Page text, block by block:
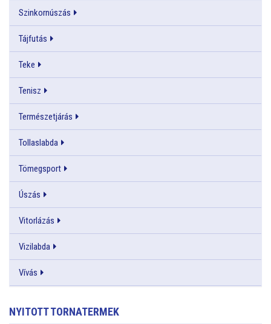
Szinkornúszás
Tájfutás
Teke
Tenisz
Természetjárás
Tollaslabda
Tömegsport
Úszás
Vitorlázás
Vizilabda
Vívás
NYITOTT TORNATERMEK